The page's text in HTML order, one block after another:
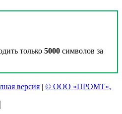
только 5000 символов за
версия | © ООО «ПРОМТ»,